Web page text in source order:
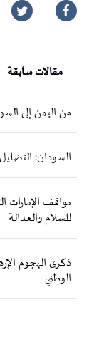
مقالات سابقة
من اليمن إلى
السودان: التضليل
مواقف الإمارات
للسلام والعدالة
ذكرى الهجوم
الوطني